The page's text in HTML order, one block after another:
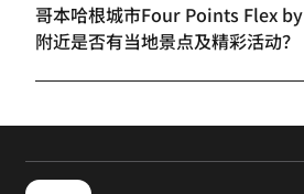
哥本哈根城市Four Points Flex
附近是否有当地景点及精彩活动？